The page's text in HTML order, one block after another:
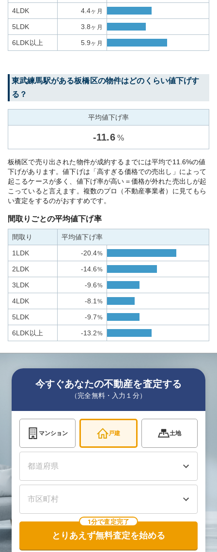
4LDK 4.4ヶ月
5LDK 3.8ヶ月
6LDK以上 5.9ヶ月
東武練馬駅がある板橋区の物件はどのくらい値下げす
る？
平均値下げ率
-11.6 %
板橋区で売り出された物件が成約するまでには平均で11.6%の値
下げがあります。値下げは「高すぎる価格での売出し」によって
起こるケースが多く、値下げ率が高い＝価格が外れた売出しが起
こっていると言えます。複数のプロ（不動産事業者）に見てもら
い査定をするのがおすすめです。
間取りごとの平均値下げ率
間取り 平均値下げ率
1LDK -20.4%
2LDK -14.6%
3LDK -9.6%
4LDK -8.1 %
5LDK -9.7%
6LDK以上 -13.2%
今すぐあなたの不動産を査定する
（完全無料・入力１分）
マンション 戸建 土地
1分で査定完了
とりあえず無料査定を始める